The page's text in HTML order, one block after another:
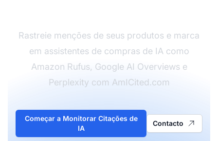
Rastreie menções de seus produtos e marca
em assistentes de compras de IA como
Amazon Rufus, Google AI Overviews e
Perplexity com AmICited.com
Começar a Monitorar Citações de
IA
Contacto